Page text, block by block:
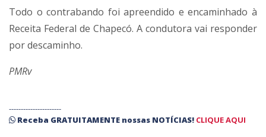
Todo o contrabando foi apreendido e encaminhado à
Receita Federal de Chapecó. A condutora vai responder
por descaminho.
PMRv
----------------------
Receba GRATUITAMENTE nossas NOTÍCIAS! CLIQUE AQUI